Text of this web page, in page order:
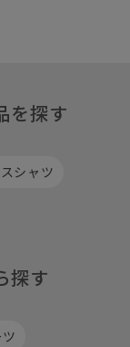
を探す
シャツ
探す